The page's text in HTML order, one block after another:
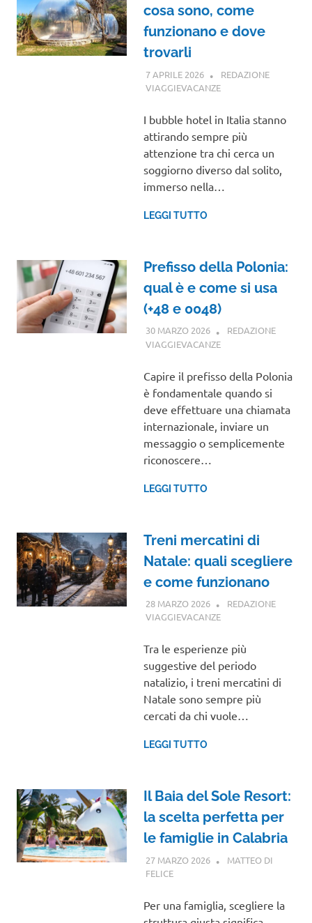
cosa sono, come
funzionano e dove
trovarli
7 APRILE 2026
REDAZIONE
VIAGGIEVACANZEGUIDE
I bubble hotel in Italia stanno
attirando sempre più
attenzione tra chi cerca un
soggiorno diverso dal solito,
immerso nella…
LEGGI TUTTO
Prefisso della Polonia:
qual è e come si usa
(+48 e 0048)
30 MARZO 2026
REDAZIONE
VIAGGIEVACANZEGUIDE
Capire il prefisso della Polonia
è fondamentale quando si
deve effettuare una chiamata
internazionale, inviare un
messaggio o semplicemente
riconoscere…
LEGGI TUTTO
Treni mercatini di
Natale: quali scegliere
e come funzionano
28 MARZO 2026
REDAZIONE
VIAGGIEVACANZEGUIDE
Tra le esperienze più
suggestive del periodo
natalizio, i treni mercatini di
Natale sono sempre più
cercati da chi vuole…
LEGGI TUTTO
Il Baia del Sole Resort:
la scelta perfetta per
le famiglie in Calabria
27 MARZO 2026
MATTEO DI
FELICECALABRIA
Per una famiglia, scegliere la